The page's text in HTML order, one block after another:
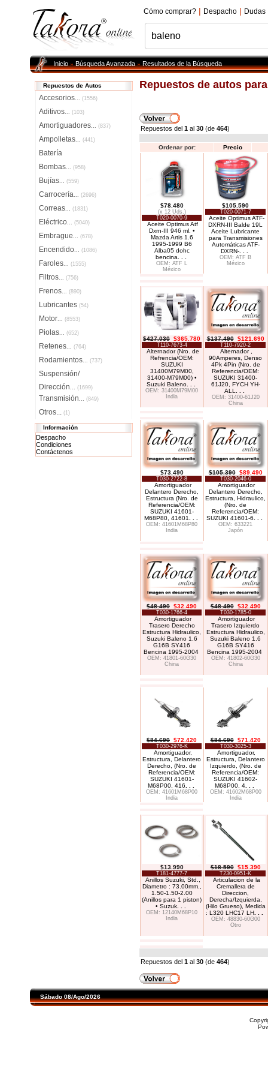
Cómo comprar? | Despacho | Dudas
Inicio»Búsqueda Avanzada»Resultados de la Búsqueda
Repuestos de Autos
Accesorios... (1556)
Aditivos... (103)
Amortiguadores... (837)
Ampolletas... (441)
Batería
Bombas... (958)
Bujías... (559)
Carrocería... (2696)
Correas... (1831)
Eléctrico... (5040)
Embrague... (678)
Encendido... (1086)
Faroles... (1555)
Filtros... (756)
Frenos... (890)
Lubricantes (54)
Motor... (8553)
Piolas... (652)
Retenes... (764)
Rodamientos... (737)
Suspensión/
Dirección... (1699)
Transmisión... (849)
Otros... (1)
Información
Despacho
Condiciones
Contáctenos
Repuestos de autos
Repuestos del 1 al 30 (de 464)
Ordenar por: Precio
$78.480
(x 12 Uds.)
T020-0070-9
Aceite Optimus Atf
Dxrn-III 946 ml. •
Mazda Artis 1.6
1995-1999 B6
Alba05 dohc
bencina
OEM: ATF L
México
$105.590
T020-0071-7
Aceite Optimus ATF-
DXRN-III Balde 19L
Aceite Lubricante
para Transmisiones
Automáticas ATF-
DXRN-
OEM: ATF B
México
$427.030 $365.780
T110-7673-4
Alternador (Nro. de
Refrencia/OEM:
SUZUKI
31400M79M00,
31400-M79M00) •
Suzuki Baleno. . .
OEM: 31400M79M00
India
$137.490 $121.690
T110-7920-2
Alternador ,
90Amperes, Denso
4Pk 4Pin (Nro. de
Referencia/OEM:
SUZUKI 31400-
61J20, FYCH YH-
ALL
OEM: 31400-61J20
China
$73.490
T030-2722-8
Amortiguador
Delantero Derecho,
Estructura (Nro. de
Referencia/OEM:
SUZUKI 41601-
M68P80, 41601
OEM: 41601M68P80
India
$105.390 $89.490
T030-2046-0
Amortiguador
Delantero Derecho,
Estructura, Hidraulico,
(Nro. de
Referencia/OEM:
SUZUKI 41601-6
OEM: 633221
Japón
$48.490 $32.490
T030-1766-4
Amortiguador
Trasero Derecho
Estructura Hidraulico,
Suzuki Baleno 1.6
G16B SY416
Bencina 1995-2004
OEM: 41801-60G30
China
$48.490 $32.490
T030-1785-0
Amortiguador
Trasero Izquierdo
Estructura Hidraulico,
Suzuki Baleno 1.6
G16B SY416
Bencina 1995-2004
OEM: 41802-60G30
China
$84.690 $72.420
T030-2976-K
Amortiguador,
Estructura, Delantero
Derecho, (Nro. de
Referencia/OEM:
SUZUKI 41601-
M68P00, 416
OEM: 41601M68P00
India
$84.690 $71.420
T030-3025-3
Amortiguador,
Estructura, Delantero
Izquierdo, (Nro. de
Referencia/OEM:
SUZUKI 41602-
M68P00, 4
OEM: 41602M68P00
India
$13.990
T181-4777-7
Anillos Suzuki, Std.,
Diametro : 73.00mm.,
1.50-1.50-2.00
(Anillos para 1 piston)
• Suzuk
OEM: 12140M68P10
India
$18.590 $15.390
T230-0951-K
Articulacion de la
Cremallera de
Direccion,
Derecha/Izquierda,
(Hilo Grueso), Medida
: L320 LHC17 LH
OEM: 48830-60G00
Otro
Repuestos del 1 al 30 (de 464)
Sábado 08/Ago/2026